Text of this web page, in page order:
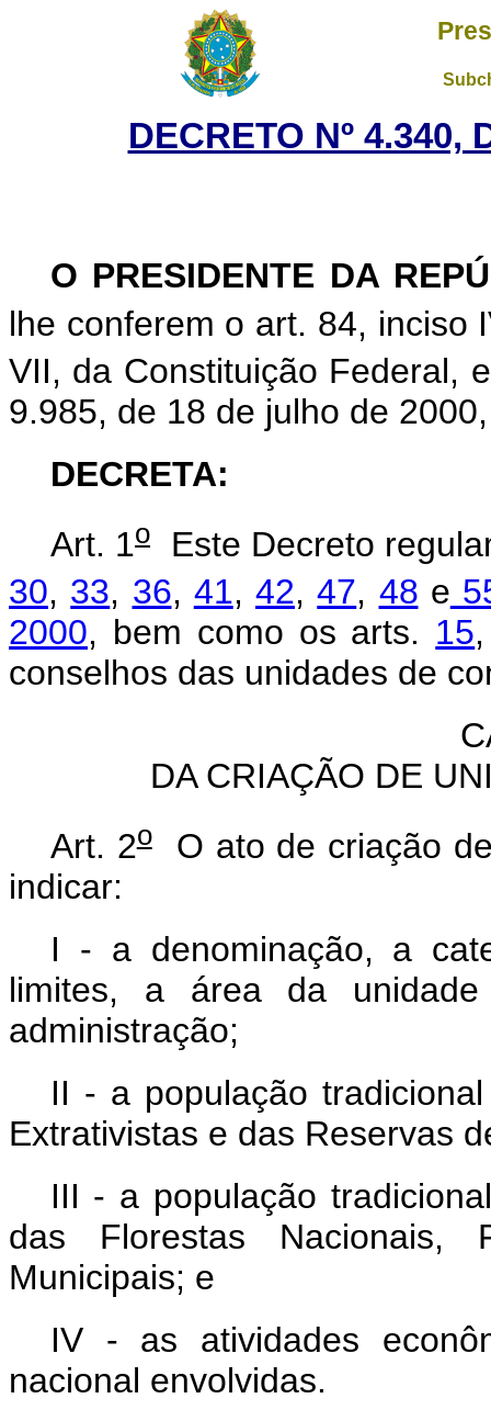
DECRETO Nº 4.340,
O PRESIDENTE DA
lhe conferem o art. 84, inciso
VII, da Constituição Federal,
9.985, de 18 de julho de 2000,
DECRETA:
Art. 1o
Este Decreto
30, 33, 36, 41, 42,47, 48 e
2000, bem como os arts. 15
conselhos das unidades de
DA CRIAÇÃO DE
Art. 2oO ato de criação
indicar:
I - a denominação, a
limites, a área da
administração;
II - a população
Extrativistas e das Reservas
III - a população
das Florestas Nacionais,
Municipais; e
IV - as atividades
nacional envolvidas.